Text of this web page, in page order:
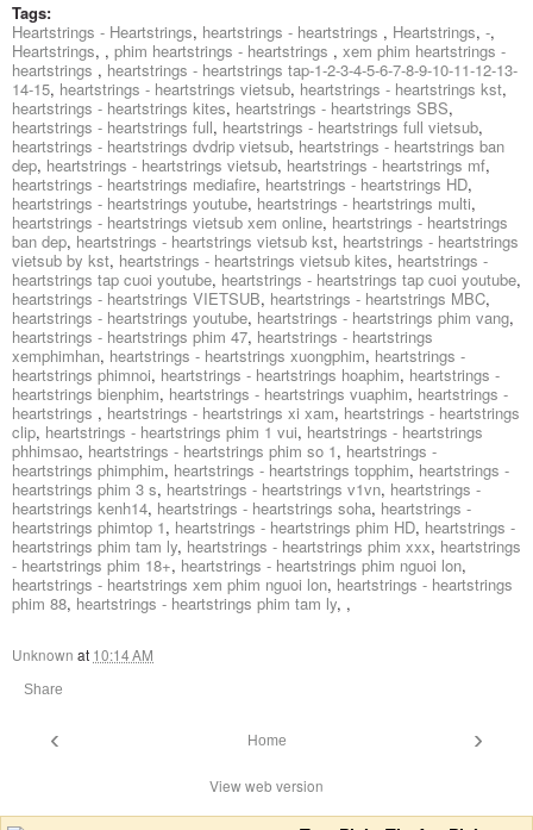
Tags:
Heartstrings - Heartstrings, heartstrings - heartstrings , Heartstrings, -,
Heartstrings, , phim heartstrings - heartstrings , xem phim heartstrings -
heartstrings , heartstrings - heartstrings tap-1-2-3-4-5-6-7-8-9-10-11-12-13-
14-15, heartstrings - heartstrings vietsub, heartstrings - heartstrings kst,
heartstrings - heartstrings kites, heartstrings - heartstrings SBS,
heartstrings - heartstrings full, heartstrings - heartstrings full vietsub,
heartstrings - heartstrings dvdrip vietsub, heartstrings - heartstrings ban
dep, heartstrings - heartstrings vietsub, heartstrings - heartstrings mf,
heartstrings - heartstrings mediafire, heartstrings - heartstrings HD,
heartstrings - heartstrings youtube, heartstrings - heartstrings multi,
heartstrings - heartstrings vietsub xem online, heartstrings - heartstrings
ban dep, heartstrings - heartstrings vietsub kst, heartstrings - heartstrings
vietsub by kst, heartstrings - heartstrings vietsub kites, heartstrings -
heartstrings tap cuoi youtube, heartstrings - heartstrings tap cuoi youtube,
heartstrings - heartstrings VIETSUB, heartstrings - heartstrings MBC,
heartstrings - heartstrings youtube, heartstrings - heartstrings phim vang,
heartstrings - heartstrings phim 47, heartstrings - heartstrings
xemphimhan, heartstrings - heartstrings xuongphim, heartstrings -
heartstrings phimnoi, heartstrings - heartstrings hoaphim, heartstrings -
heartstrings bienphim, heartstrings - heartstrings vuaphim, heartstrings -
heartstrings , heartstrings - heartstrings xi xam, heartstrings - heartstrings
clip, heartstrings - heartstrings phim 1 vui, heartstrings - heartstrings
phhimsao, heartstrings - heartstrings phim so 1, heartstrings -
heartstrings phimphim, heartstrings - heartstrings topphim, heartstrings -
heartstrings phim 3 s, heartstrings - heartstrings v1vn, heartstrings -
heartstrings kenh14, heartstrings - heartstrings soha, heartstrings -
heartstrings phimtop 1, heartstrings - heartstrings phim HD, heartstrings -
heartstrings phim tam ly, heartstrings - heartstrings phim xxx, heartstrings
- heartstrings phim 18+, heartstrings - heartstrings phim nguoi lon,
heartstrings - heartstrings xem phim nguoi lon, heartstrings - heartstrings
phim 88, heartstrings - heartstrings phim tam ly, ,
Unknown at 10:14 AM
Share
‹ ›
Home
View web version